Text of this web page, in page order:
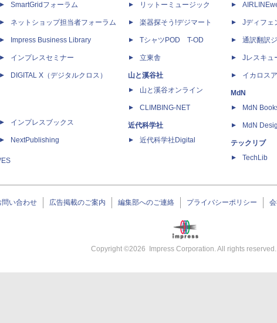
SmartGridフォーラム
ネットショップ担当者フォーラム
Impress Business Library
インプレスセミナー
DIGITAL X（デジタルクロス）
インプレスブックス
NextPublishing
リットーミュージック
楽器探そう!デジマート
TシャツPOD T-OD
立東舎
山と溪谷社
山と溪谷オンライン
CLIMBING-NET
近代科学社
近代科学社Digital
Jディフェ
通訳翻訳
Jレスキュ
イカロス
MdN
MdN
MdN
テックリブ
TechLib
問い合わせ 広告掲載のご案内 編集部へのご連絡 プライバシーポリシー
Copyright ©2026 Impress Corporation. All rights reserved.